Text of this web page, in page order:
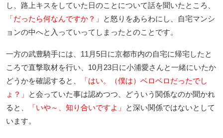
し、路上キスをしていた日のことについて話を聞いたところ、
「だったら何なんですか？」
と怒りをあらわにし、自宅マンシ
ョンの中へと入っていってしまったとのことです。
一方の武豊騎手には、11月5日に京都市内の自宅に帰宅したと
ころで直撃取材を行い、10月23日に小浦愛さんと一緒にいたか
どうかを確認すると、
「はい。（僕は）ベロベロだったでし
ょ？」
と会っていた事は認めつつ、どういう関係なのか聞かれ
ると、
「いや～、知り合いですよ」
と深い関係ではないとして
います。